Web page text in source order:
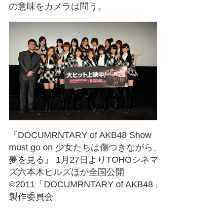
の意味をカメラは問う。
『DOCUMRNTARY of AKB48 Show
must go on 少女たちは傷つきながら、
夢を見る』 1月27日よりTOHOシネマ
ズ六本木ヒルズほか全国公開
©2011「DOCUMRNTARY of AKB48」
製作委員会